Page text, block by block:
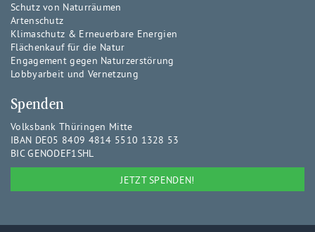
Schutz von Naturräumen
Artenschutz
Klimaschutz & Erneuerbare Energien
Flächenkauf für die Natur
Engagement gegen Naturzerstörung
Lobbyarbeit und Vernetzung
Spenden
Volksbank Thüringen Mitte
IBAN DE05 8409 4814 5510 1328 53
BIC GENODEF1SHL
JETZT SPENDEN!